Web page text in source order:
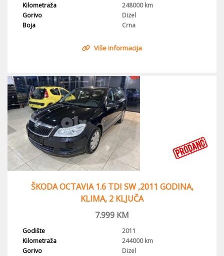
Kilometraža
248000 km
Gorivo
Dizel
Boja
Crna
Više informacija
ŠKODA OCTAVIA 1.6 TDI SW ,2011 GODINA,
KLIMA, 2 KLJUČA
7.999 KM
Godište
2011
Kilometraža
244000 km
Gorivo
Dizel